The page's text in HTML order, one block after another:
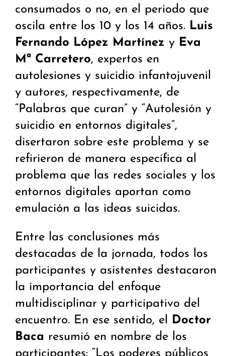
consumados o no, en el periodo que
oscila entre los 10 y los 14 años. Luis
Fernando López Martínez y Eva
Mª Carretero, expertos en
autolesiones y suicidio infantojuvenil
y autores, respectivamente, de
“Palabras que curan” y “Autolesión y
suicidio en entornos digitales”,
disertaron sobre este problema y se
refirieron de manera específica al
problema que las redes sociales y los
entornos digitales aportan como
emulación a las ideas suicidas.
Entre las conclusiones más
destacadas de la jornada, todos los
participantes y asistentes destacaron
la importancia del enfoque
multidisciplinar y participativo del
encuentro. En ese sentido, el Doctor
Baca resumió en nombre de los